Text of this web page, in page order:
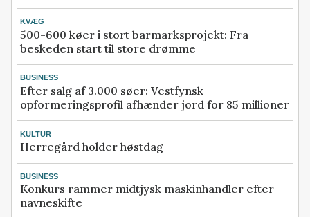
KVÆG
500-600 køer i stort barmarksprojekt: Fra
beskeden start til store drømme
BUSINESS
Efter salg af 3.000 søer: Vestfynsk
opformeringsprofil afhænder jord for 85 millioner
KULTUR
Herregård holder høstdag
BUSINESS
Konkurs rammer midtjysk maskinhandler efter
navneskifte